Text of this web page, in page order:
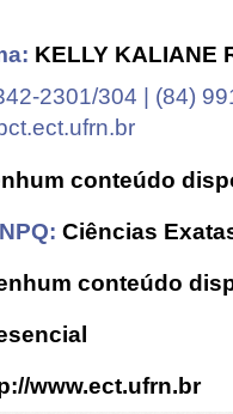
KELLY KALIANE
2301/304 | (84)
conteúdo
Ciências
conteúdo
www.ect.ufrn.br